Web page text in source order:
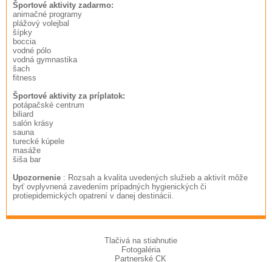
Športové aktivity zadarmo:
animačné programy
plážový volejbal
šípky
boccia
vodné pólo
vodná gymnastika
šach
fitness
Športové aktivity za príplatok:
potápačské centrum
biliard
salón krásy
sauna
turecké kúpele
masáže
šiša bar
Upozornenie : Rozsah a kvalita uvedených služieb a aktivít môže
byť ovplyvnená zavedením prípadných hygienických či
protiepidemických opatrení v danej destinácii.
Tlačivá na stiahnutie
Fotogaléria
Partnerské CK